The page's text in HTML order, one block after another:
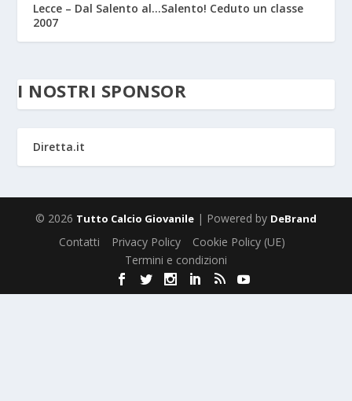
Lecce – Dal Salento al…Salento! Ceduto un classe
2007
I NOSTRI SPONSOR
Diretta.it
© 2026 Tutto Calcio Giovanile | Powered by DeBrand
Contatti Privacy Policy
Cookie Policy (UE)
Termini e condizioni